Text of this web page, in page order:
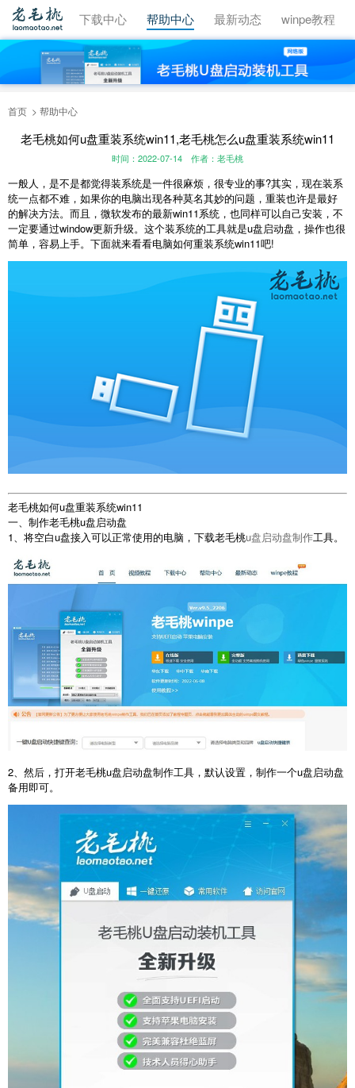
视频教程 下载中心 帮助中心 最新动态 winpe教程
首页 帮助中心
老毛桃如何u盘重装系统win11,老毛桃怎么u盘重装系统win11
时间：2022-07-14 作者：老毛桃
一般人，是不是都觉得装系统是一件很麻烦，很专业的事?其实，现在装系
统一点都不难，如果你的电脑出现各种莫名其妙的问题，重装也许是最好
的解决方法。而且，微软发布的最新win11系统，也同样可以自己安装，不
一定要通过window更新升级。这个装系统的工具就是u盘启动盘，操作也很
简单，容易上手。下面就来看看电脑如何重装系统win11吧!
老毛桃如何u盘重装系统win11
一、制作老毛桃u盘启动盘
1、将空白u盘接入可以正常使用的电脑，下载老毛桃u盘启动盘制作工具。
2、然后，打开老毛桃u盘启动盘制作工具，默认设置，制作一个u盘启动盘
备用即可。